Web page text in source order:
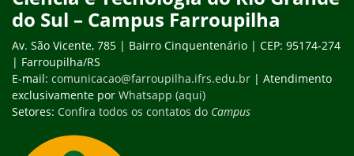
do Sul – Campus Farroupilha
Av. São Vicente, 785 | Bairro Cinquentenário | CEP: 95174-274
| Farroupilha/RS
E-mail: comunicacao@farroupilha.ifrs.edu.br | Atendimento
exclusivamente por Whatsapp (aqui)
Setores: Confira todos os contatos do Campus